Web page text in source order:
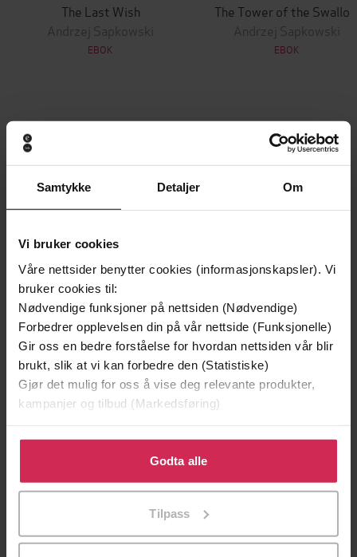
Samtykke Detaljer Om
Vi bruker cookies
Våre nettsider benytter cookies (informasjonskapsler). Vi
bruker cookies til:
Nødvendige funksjoner på nettsiden (Nødvendige)
Forbedrer opplevelsen din på vår nettside (Funksjonelle)
Gir oss en bedre forståelse for hvordan nettsiden vår blir
brukt, slik at vi kan forbedre den (Statistiske)
Gjør det mulig for oss å vise deg relevante produkter,
kampanjer og tilbud (Markedsføring)
Klikk på «Godta alle» for å gi oss ditt samtykke til å
bruke cookies for alle disse formålene. Du kan også
tilpasse ditt samtykke til spesifikke formål ved å klikke
Godta alle
Tilpass
The Last Wish
Andrzej Sapkowski
EBOK
The Tower of the
Andrzej Sapkowski
EBOK
Andre har også kjøpt
Ildlandet
EBOK
Rottekongen
EBOK